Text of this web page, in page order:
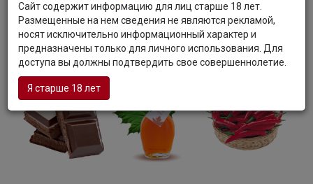
землистыми штрихами, тонами свежей мяты и теплыми
оттенками горячего какао.
Гастрономия:Виски является прекрасным дижестивом.
Сайт содержит информацию для лиц старше 18 лет.
Размещенные на нем сведения не являются рекламой,
носят исключительно информационный характер и
предназначены только для личного использования. Для
доступа вы должны подтвердить свое совершеннолетие.
Я старше 18 лет